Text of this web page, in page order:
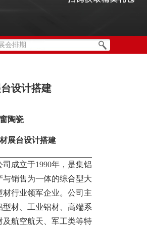
设计搭建
陶瓷
展台设计搭建
成立于1990年，是集铝
销售为一体的综合型大
行业领军企业。公司主
材、工业铝材、高端系
及航空航天、军工类等特